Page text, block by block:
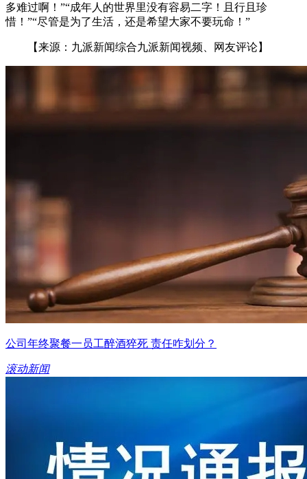
多难过啊！”“成年人的世界里没有容易二字！且行且珍
惜！”“尽管是为了生活，还是希望大家不要玩命！”
【来源：九派新闻综合九派新闻视频、网友评论】
公司年终聚餐一员工醉酒猝死 责任咋划分？
滚动新闻